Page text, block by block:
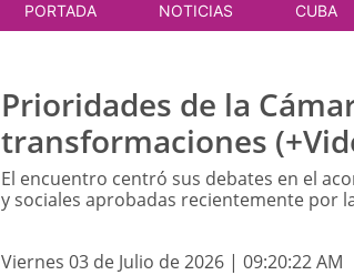
PORTADA NOTICIAS CUBA
Prioridades de la
transformaciones
El encuentro centró sus debates en el
y sociales aprobadas recientemente por
Viernes 03 de Julio de 2026 | 09:20:22 AM